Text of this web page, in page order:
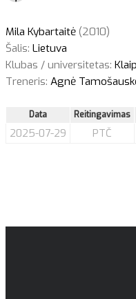
Mila Kybartaitė (2010)
Šalis: Lietuva
Klubas / universitetas:
Treneris: Agnė
Data Reitingavimas
2025-07-29 PTČ